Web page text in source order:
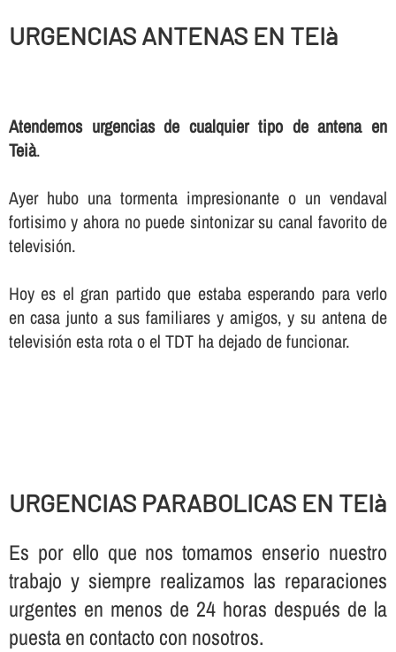
URGENCIAS ANTENAS EN TEIà
Atendemos urgencias de cualquier tipo de antena en
Teià.
Ayer hubo una tormenta impresionante o un vendaval
fortisimo y ahora no puede sintonizar su canal favorito de
televisión.
Hoy es el gran partido que estaba esperando para verlo
en casa junto a sus familiares y amigos, y su antena de
televisión esta rota o el TDT ha dejado de funcionar.
URGENCIAS PARABOLICAS EN TEIà
Es por ello que nos tomamos enserio nuestro
trabajo y siempre realizamos las reparaciones
urgentes en menos de 24 horas después de la
puesta en contacto con nosotros.